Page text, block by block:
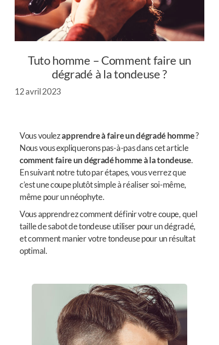
Tuto homme – Comment faire un
dégradé à la tondeuse ?
12 avril 2023
Vous voulezapprendre à faire un dégradé homme?
Nous vous expliquerons pas-à-pas dans cet article
comment faire un dégradé homme à la tondeuse.
En suivant notre tuto par étapes, vous verrez que
c’est une coupe plutôt simple à réaliser soi-même,
même pour un néophyte.
Vous apprendrez comment définir votre coupe, quel
taille de sabot de tondeuse utiliser pour un dégradé,
et comment manier votre tondeuse pour un résultat
optimal.